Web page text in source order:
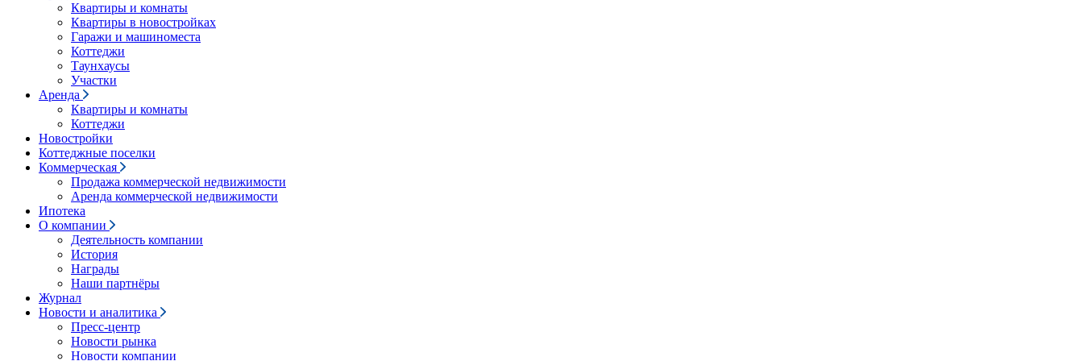
Квартиры и комнаты
Квартиры в новостройках
Гаражи и машиноместа
Коттеджи
Таунхаусы
Участки
Аренда
Квартиры и комнаты
Коттеджи
Новостройки
Коттеджные поселки
Коммерческая
Продажа коммерческой недвижимости
Аренда коммерческой недвижимости
Ипотека
О компании
Деятельность компании
История
Награды
Наши партнёры
Журнал
Новости и аналитика
Пресс-центр
Новости рынка
Новости компании